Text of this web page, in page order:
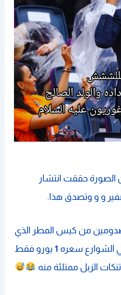
الصورة حققت انتشار
و و وتصدق هذا.
من كيس المطر الذي
الشوارع سعره 1 يورو فقط
الزبل ممتلئة منه